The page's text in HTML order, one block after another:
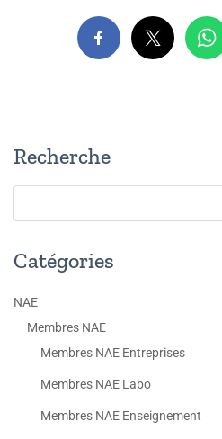
Recherche
Catégories
NAE
Membres NAE
Membres NAE Entreprises
Membres NAE Labo
Membres NAE Enseignement